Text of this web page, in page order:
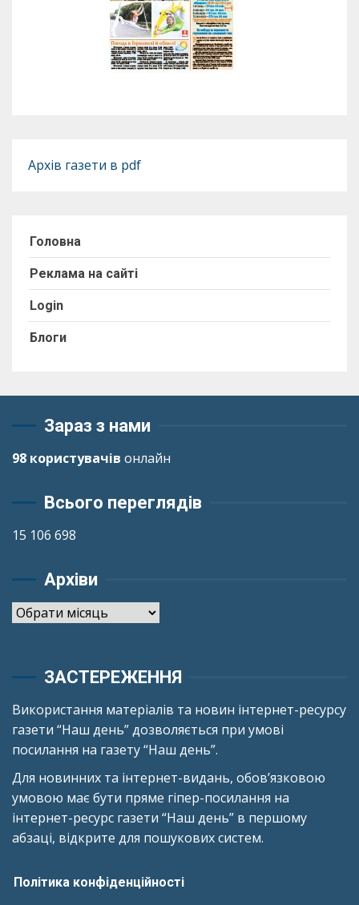
Архів газети в pdf
Головна
Реклама на сайті
Login
Блоги
Зараз з нами
98 користувачів онлайн
Всього переглядів
15 106 698
Архіви
Архіви
ЗАСТЕРЕЖЕННЯ
Використання матеріалів та новин інтернет-ресурсу
газети “Наш день” дозволяється при умові
посилання на газету “Наш день”.
Для новинних та інтернет-видань, обов’язковою
умовою має бути пряме гіпер-посилання на
інтернет-ресурс газети “Наш день” в першому
абзаці, відкрите для пошукових систем.
Політика конфіденційності